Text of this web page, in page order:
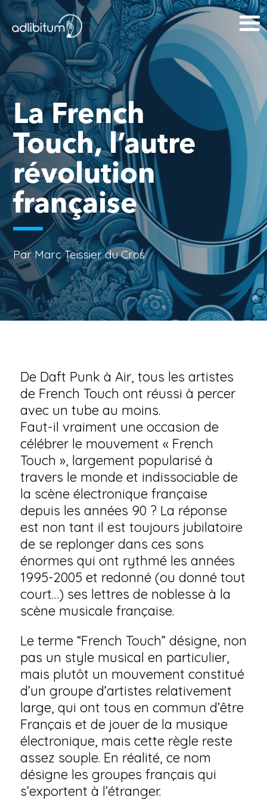
La French
Touch, l’autre
révolution
française
Par Marc Teissier du Cros
De Daft Punk à Air, tous les artistes
de French Touch ont réussi à percer
avec un tube au moins.
Faut-il vraiment une occasion de
célébrer le mouvement « French
Touch », largement popularisé à
travers le monde et indissociable de
la scène électronique française
depuis les années 90 ? La réponse
est non tant il est toujours jubilatoire
de se replonger dans ces sons
énormes qui ont rythmé les années
1995-2005 et redonné (ou donné tout
court…) ses lettres de noblesse à la
scène musicale française.
Le terme “French Touch” désigne, non
pas un style musical en particulier,
mais plutôt un mouvement constitué
d’un groupe d’artistes relativement
large, qui ont tous en commun d’être
Français et de jouer de la musique
électronique, mais cette règle reste
assez souple. En réalité, ce nom
désigne les groupes français qui
s’exportent à l’étranger.